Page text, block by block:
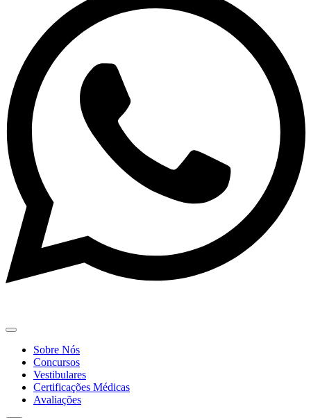
Sobre Nós
Concursos
Vestibulares
Certificações Médicas
Avaliações